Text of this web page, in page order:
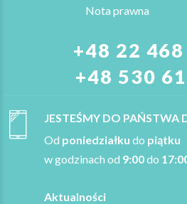
Nota prawna
+48 22
+48 530
JESTEŚMY DO PAŃSTWA
Od poniedziałku do piątku
w godzinach od 9:00do
Aktualności